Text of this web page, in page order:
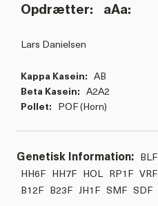
Opdrætter: aAa:
Lars Danielsen
Kappa Kasein: AB
Beta Kasein: A2A2
Pollet: POF (Horn)
Genetisk Information: BLF
HH6F HH7F HOL RP1F VRF
B12F B23F JH1F SMF SDF